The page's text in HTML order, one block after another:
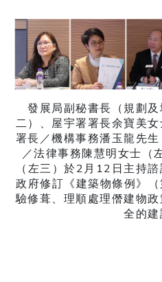
發展局副秘書長（規劃
二）、屋宇署署長余寶美
署長／機構事務潘玉龍先
／法律事務陳慧明女士（
（左三）於2月12日主持
政府修訂《建築物條例》
驗修葺、理順處理僭建物
全的建